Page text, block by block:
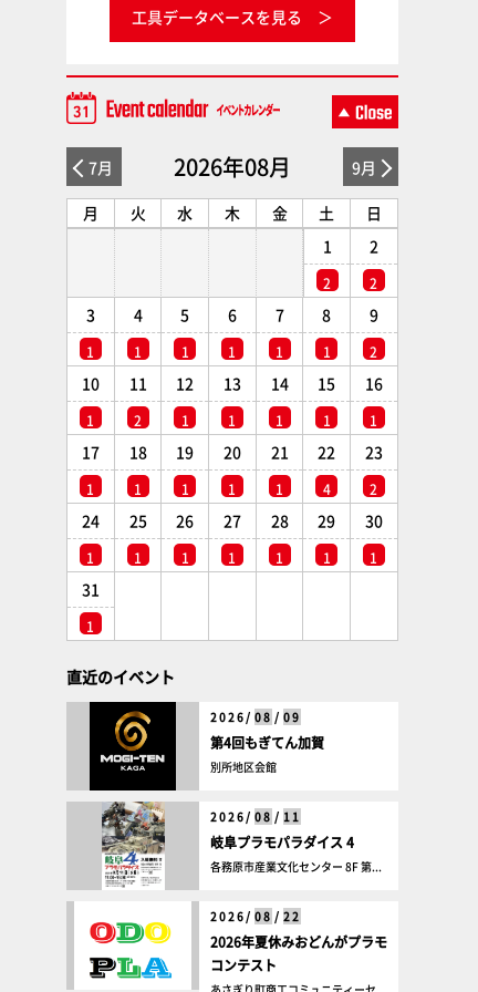
工具データベースを見る
7月 2026年08月 9月
月 火 水 木 金 土
日
1
2
2
2
3
1
4
1
5
1
6
1
7
1
8
1
9
2
10
1
11
2
12
1
13
1
14
1
15
1
16
1
17
1
18
1
19
1
20
1
21
1
22
4
23
2
24
1
25
1
26
1
27
1
28
1
29
1
30
1
31
1
直近のイベント
2026/ 08 / 09
第4回もぎてん加賀
別所地区会館
2026/ 08 / 11
岐阜プラモパラダイス 4
各務原市産業文化センター 8F 第...
2026/ 08 / 22
2026年夏休みおどんがプラモ
コンテスト